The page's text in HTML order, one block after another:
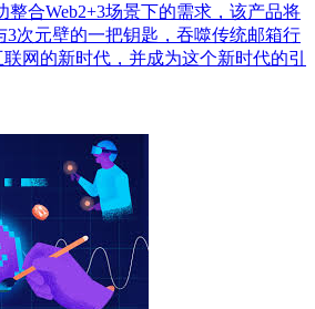
整合Web2+3场景下的需求，该产品将
3次元壁的一把钥匙，吞噬传统邮箱行
网的新时代，并成为这个新时代的引